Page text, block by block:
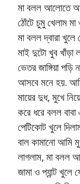
মা বলল আলোতে
ঠোঁটে চুমু খেলাম
মা বলল দ্বারা
মাই দুটো খুব খাঁড়া
ভেতর জাঙ্গিয়া পড়ি
আসবে মনে হয়.
মায়ের দুধ, মুখে
করে ধরে বলল
পেটিকোট খুলে
বাল কামানো আমি
লাগলাম, মা বলল
জামা ও প্যান্ট